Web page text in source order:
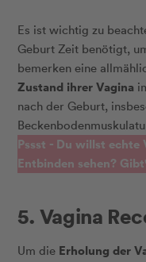
Es ist wichtig zu
Geburt Zeit benötigt,
bemerken eine
Zustand ihrer Vagina
nach der Geburt,
Pssst - Du willst echte
Entbinden sehen?
5. Vagina
Um die Erholung der